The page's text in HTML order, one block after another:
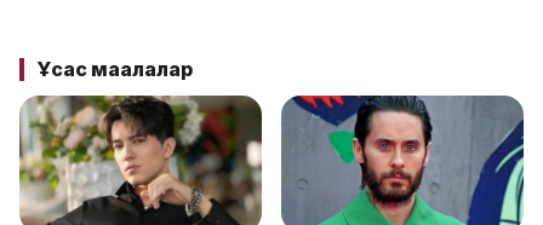
Ұқсас мақалалар